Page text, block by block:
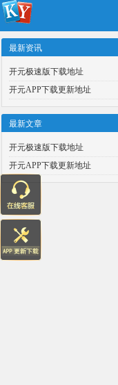
最新资讯
开元极速版下载地址
开元APP下载更新地址
最新文章
开元极速版下载地址
开元APP下载更新地址